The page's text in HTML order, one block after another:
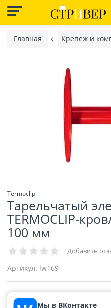
Главная Крепеж и
Termoclip
Тарельчатый
TERMOCLIP-
100 мм
Добавить
Артикул: lw169
Мы в ВКонтакте